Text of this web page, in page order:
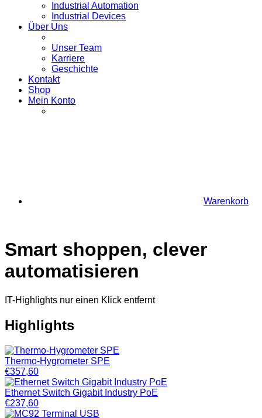
Industrial Automation
Industrial Devices
Über Uns
Unser Team
Karriere
Geschichte
Kontakt
Shop
Mein Konto
Warenkorb
Smart shoppen, clever
automatisieren
IT-Highlights nur einen Klick entfernt
Highlights
Thermo-Hygrometer SPE
€357,60
Ethernet Switch Gigabit Industry PoE
€237,60